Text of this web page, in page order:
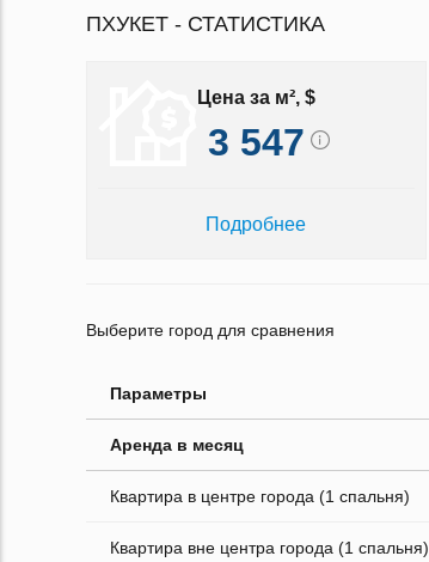
ПХУКЕТ - СТАТИСТИКА
Цена за м², $
3 547
Подробнее
Выберите город для сравнения
Параметры
Аренда в месяц
Квартира в центре города (1 спальня)
Квартира вне центра города (1 спальня)